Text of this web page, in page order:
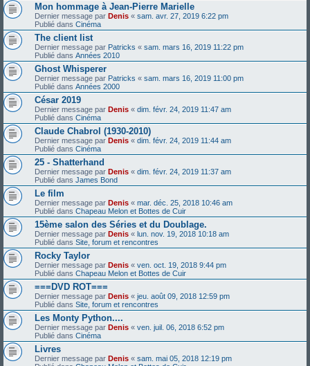
Mon hommage à Jean-Pierre Marielle
Dernier message par Denis « sam. avr. 27, 2019 6:22 pm
Publié dans Cinéma
The client list
Dernier message par Patricks « sam. mars 16, 2019 11:22 pm
Publié dans Années 2010
Ghost Whisperer
Dernier message par Patricks « sam. mars 16, 2019 11:00 pm
Publié dans Années 2000
César 2019
Dernier message par Denis « dim. févr. 24, 2019 11:47 am
Publié dans Cinéma
Claude Chabrol (1930-2010)
Dernier message par Denis « dim. févr. 24, 2019 11:44 am
Publié dans Cinéma
25 - Shatterhand
Dernier message par Denis « dim. févr. 24, 2019 11:37 am
Publié dans James Bond
Le film
Dernier message par Denis « mar. déc. 25, 2018 10:46 am
Publié dans Chapeau Melon et Bottes de Cuir
15ème salon des Séries et du Doublage.
Dernier message par Denis « lun. nov. 19, 2018 10:18 am
Publié dans Site, forum et rencontres
Rocky Taylor
Dernier message par Denis « ven. oct. 19, 2018 9:44 pm
Publié dans Chapeau Melon et Bottes de Cuir
===DVD ROT===
Dernier message par Denis « jeu. août 09, 2018 12:59 pm
Publié dans Site, forum et rencontres
Les Monty Python....
Dernier message par Denis « ven. juil. 06, 2018 6:52 pm
Publié dans Cinéma
Livres
Dernier message par Denis « sam. mai 05, 2018 12:19 pm